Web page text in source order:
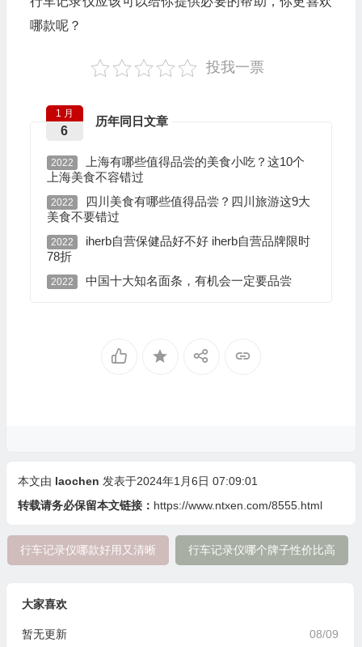
哪款呢？
投我一票
历年同日文章
1 月
6
2022
上海有哪些值得品尝的美食小吃？这10个
上海美食不容错过
2022
四川美食有哪些值得品尝？四川旅游这9大
美食不要错过
2022
iherb自营保健品好不好 iherb自营品牌限时
78折
2022 中国十大知名面条，有机会一定要品尝
本文由 laochen 发表于2024年1月6日 07:09:01
转载请务必保留本文链接： https://www.ntxen.com/8555.html
行车记录仪哪款好用又清晰 行车记录仪哪个牌子性价比高
大家喜欢
08/09
暂无更新